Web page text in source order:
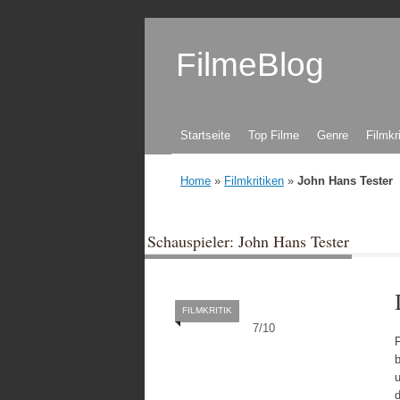
FilmeBlog
Zum Inhalt springen
Startseite Top Filme Genre
Home » Filmkritiken » John Hans Tester
Schauspieler: John Hans Tester
7/10
FILMKRITIK